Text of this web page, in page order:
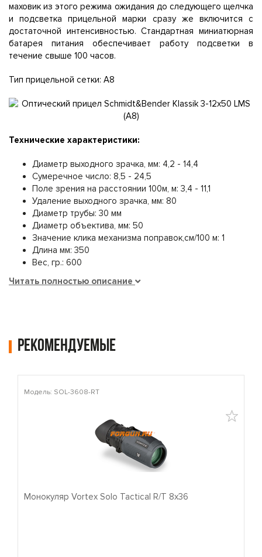
маховик из этого режима ожидания до следующего щелчка
и подсветка прицельной марки сразу же включится с
достаточной интенсивностью. Стандартная миниатюрная
батарея питания обеспечивает работу подсветки в
течение свыше 100 часов.
Тип прицельной сетки: A8
Технические характеристики:
Диаметр выходного зрачка, мм: 4,2 - 14,4
Сумеречное число: 8,5 - 24,5
Поле зрения на расстоянии 100м, м: 3,4 - 11,1
Удаление выходного зрачка, мм: 80
Диаметр трубы: 30 мм
Диаметр объектива, мм: 50
Значение клика механизма поправок,см/100 м: 1
Длина мм: 350
Вес, гр.: 600
Читать полностью описание
Рекомендуемые
Модель: SOL-3608-RT
Монокуляр Vortex Solo Tactical R/T 8x36